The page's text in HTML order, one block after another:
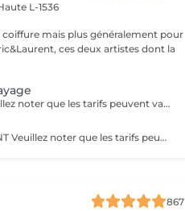
L-1536
mais plus généralement pour
ces deux artistes dont la
COLORATION COMPLÈTE Veuillez noter que les tarifs peuvent varier en fonction de la longueur des cheveux, de leur densité, de la quantité de produit nécessaire ainsi que de la complexité de la prestation. COLOR.ME by KEVIN.MURPHY Découvrez une expérience de coloration haut de gamme avec COLOR.ME by KEVIN.MURPHY, une gamme de coloration professionnelle alliant performance, innovation et respect de la fibre capillaire. Les avantages : Formule sans ammoniaque, sans PPD et sans parabène Enrichie en miel, beurre de karité et grenade pour nourrir et protéger les cheveux Jusqu'à 100 % de couverture des cheveux blancs Couleur intense, lumineuse et durable Respect optimal de la fibre capillaire et du cuir chevelu Cheveux visiblement plus doux, brillants et éclatants de santé Formule cruelty-free, développée dans le respect du bien-être animal Une expérience de coloration premium qui associe l'excellence de la couleur à des actifs de soin performants, pour un résultat sur mesure, éclatant et naturellement sophistiqué.
BALAYAGE & ÉCLAIRCISSEMENT Veuillez noter que les tarifs peuvent varier en fonction de la longueur et de la densité des cheveux, de la quantité de produit nécessaire ainsi que de la complexité de la prestation. UNE LUMIÈRE SUR MESURE Apportez éclat, profondeur et dimension à votre chevelure grâce à nos techniques d'éclaircissement personnalisées. Chaque réalisation est pensée pour sublimer votre couleur naturelle et créer un résultat harmonieux, lumineux et parfaitement adapté à votre style.
867